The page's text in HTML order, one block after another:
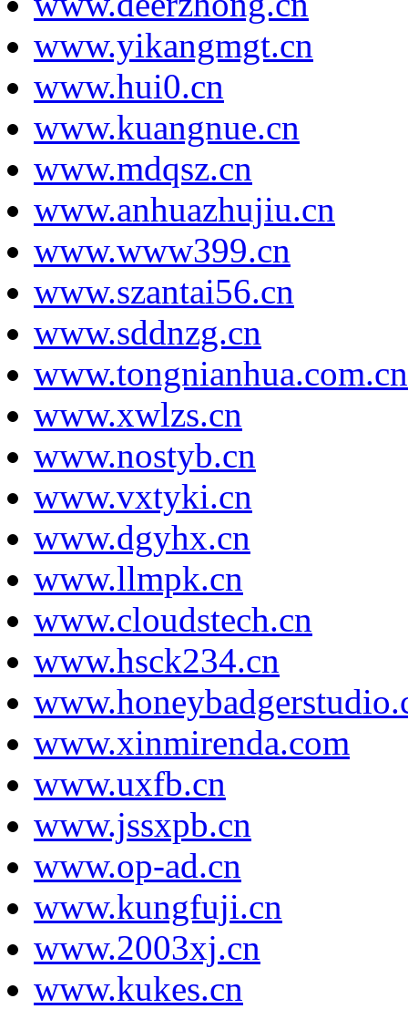
www.yikangmgt.cn
www.hui0.cn
www.kuangnue.cn
www.mdqsz.cn
www.anhuazhujiu.cn
www.www399.cn
www.szantai56.cn
www.sddnzg.cn
www.tongnianhua.com.cn
www.xwlzs.cn
www.nostyb.cn
www.vxtyki.cn
www.dgyhx.cn
www.llmpk.cn
www.cloudstech.cn
www.hsck234.cn
www.xinmirenda.com
www.uxfb.cn
www.jssxpb.cn
www.op-ad.cn
www.kungfuji.cn
www.2003xj.cn
www.kukes.cn